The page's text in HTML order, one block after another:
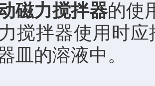
磁力搅拌器的使
搅拌器使用时
皿的溶液中。